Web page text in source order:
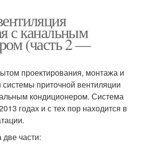
с канальным
(часть 2 —
проектирования, монтажа и
системы приточной вентиляции
кондиционером. Система
годах и с тех пор находится в
части: